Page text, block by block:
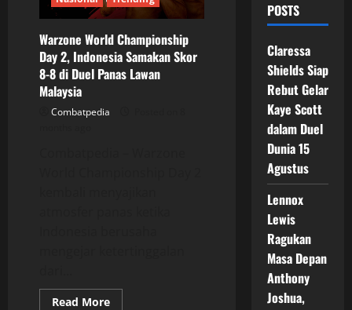
Warzone World Championship
Day 2, Indonesia Samakan Skor
8-8 di Duel Panas Lawan
Malaysia
Combatpedia
Read MoreRead
POSTS
Claressa
Shields Siap
Rebut Gelar
Kaye Scott
dalam Duel
Dunia 15
Agustus
Lennox
Lewis
Ragukan
Masa Depan
Anthony
Joshua,